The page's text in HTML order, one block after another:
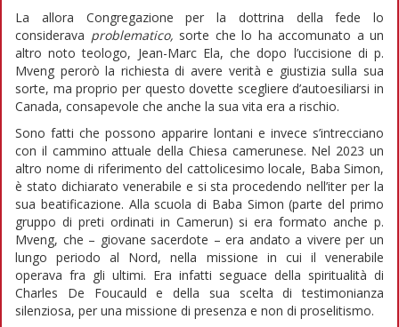
La allora Congregazione per la dottrina della fede lo
considerava problematico, sorte che lo ha accomunato a un
altro noto teologo, Jean-Marc Ela, che dopo l’uccisione di p.
Mveng perorò la richiesta di avere verità e giustizia sulla sua
sorte, ma proprio per questo dovette scegliere d’autoesiliarsi in
Canada, consapevole che anche la sua vita era a rischio.
Sono fatti che possono apparire lontani e invece s’intrecciano
con il cammino attuale della Chiesa camerunese. Nel 2023 un
altro nome di riferimento del cattolicesimo locale, Baba Simon,
è stato dichiarato venerabile e si sta procedendo nell’iter per la
sua beatificazione. Alla scuola di Baba Simon (parte del primo
gruppo di preti ordinati in Camerun) si era formato anche p.
Mveng, che – giovane sacerdote – era andato a vivere per un
lungo periodo al Nord, nella missione in cui il venerabile
operava fra gli ultimi. Era infatti seguace della spiritualità di
Charles De Foucauld e della sua scelta di testimonianza
silenziosa, per una missione di presenza e non di proselitismo.